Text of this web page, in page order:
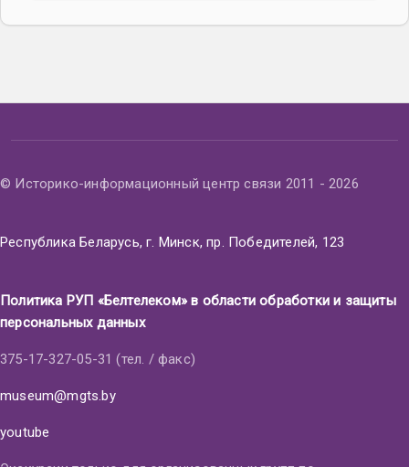
© Историко-информационный центр связи 2011 - 2026
Республика Беларусь, г. Минск, пр. Победителей, 123
Политика РУП «Белтелеком» в области обработки и защиты
персональных данных
375-17-327-05-31 (тел. / факс)
museum@mgts.by
youtube